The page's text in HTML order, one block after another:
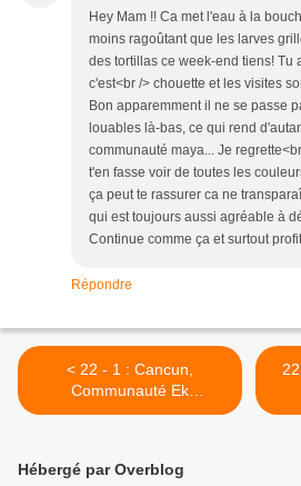
Hey Mam !! Ca met l'eau à la
moins ragoûtant que les larves
des tortillas ce week-end tiens! Tu
c'est<br /> chouette et les visites
Bon apparemment il ne se passe
louables là-bas, ce qui rend
communauté maya... Je
t'en fasse voir de toutes les
ça peut te rassurer ca ne
qui est toujours aussi agréable à
Continue comme ça et surtout
Répondre
< 22 - 1 : Cancun,
Communauté Ek
Balam,Réserve Rio
Réserve de Solferino
Hébergé par Overblog